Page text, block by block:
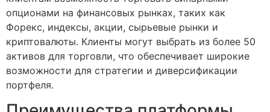
опционами на финансовых рынках, таких как
Форекс, индексы, акции, сырьевые рынки и
криптовалюты. Клиенты могут выбрать из более 50
активов для торговли, что обеспечивает широкие
возможности для стратегии и диверсификации
портфеля.